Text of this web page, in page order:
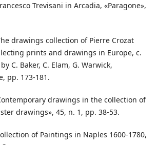
Trevisani in Arcadia, «Paragone»,
drawings collection of Pierre Crozat
prints and drawings in Europe, c.
C. Baker, C. Elam, G. Warwick,
pp. 173-181.
drawings in the collection of
drawings», 45, n. 1, pp. 38-53.
of Paintings in Naples 1600-1780,